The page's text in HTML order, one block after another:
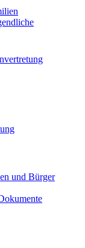
und Bürger